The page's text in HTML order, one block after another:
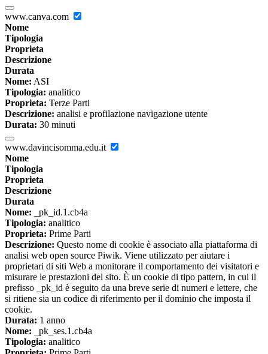
www.canva.com
Nome
Tipologia
Proprieta
Descrizione
Durata
Nome: ASI
Tipologia: analitico
Proprieta: Terze Parti
Descrizione: analisi e profilazione navigazione utente
Durata: 30 minuti
www.davincisomma.edu.it
Nome
Tipologia
Proprieta
Descrizione
Durata
Nome: _pk_id.1.cb4a
Tipologia: analitico
Proprieta: Prime Parti
Descrizione: Questo nome di cookie è associato alla piattaforma di
analisi web open source Piwik. Viene utilizzato per aiutare i
proprietari di siti Web a monitorare il comportamento dei visitatori e
misurare le prestazioni del sito. È un cookie di tipo pattern, in cui il
prefisso _pk_id è seguito da una breve serie di numeri e lettere, che
si ritiene sia un codice di riferimento per il dominio che imposta il
cookie.
Durata: 1 anno
Nome: _pk_ses.1.cb4a
Tipologia: analitico